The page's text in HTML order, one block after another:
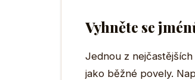
Vyhněte se
Jednou z
jako běžné povely.